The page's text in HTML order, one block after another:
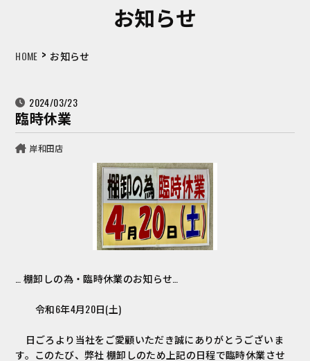
お知らせ
HOME > お知らせ
2024/03/23
臨時休業
岸和田店
… 棚卸しの為・臨時休業のお知らせ…
令和6年4月20日(土)
日ごろより当社をご愛顧いただき誠にありがとうございま
す。このたび、弊社 棚卸しのため上記の日程で臨時休業させ